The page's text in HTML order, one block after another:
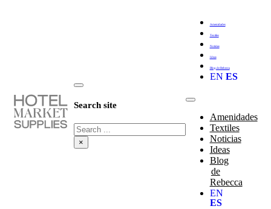
Search site
Search
×
Amenidades
Textiles
Noticias
Ideas
Blog de Rebecca
EN ES
Amenidades
Textiles
Noticias
Ideas
Blog
de
Rebecca
EN
ES